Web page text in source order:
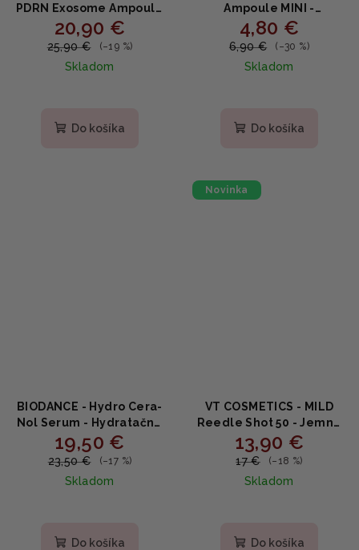
PDRN Exosome Ampoule
- Omladzujúce sérum s
exozómami a lososovou
DNA 50ml
20,90 €
25,90 € (–19 %)
Skladom
produktu
Do košíka
Ampoule MINI -
Omladzujúce sérum s
extraktom noni 10ml
4,80 €
6,90 € (–30 %)
Skladom
Do košíka
BIODANCE - Hydro Cera-
Nol Serum - Hydratačné
sérum s ceramidmi,
panthenolom a kyselinou
hyalurónovou 30ml
19,50 €
23,50 € (–17 %)
Skladom
produktu
Do košíka
Novinka
VT COSMETICS - MILD
Reedle Shot 50 - Jemné
booster sérum na textúru
a glow s niacínamidom a
centellou 30ml
13,90 €
17 € (–18 %)
Skladom
Do košíka